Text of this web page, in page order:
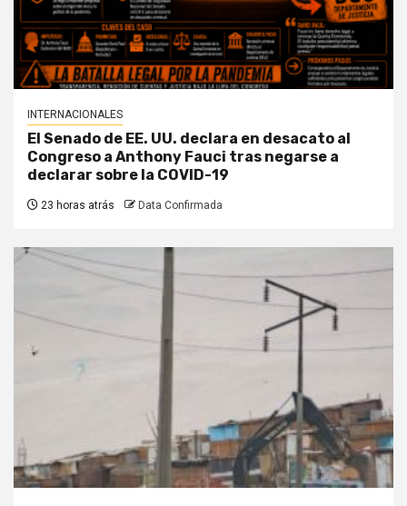
INTERNACIONALES
El Senado de EE. UU. declara en desacato al
Congreso a Anthony Fauci tras negarse a
declarar sobre la COVID-19
23 horas atrás Data Confirmada